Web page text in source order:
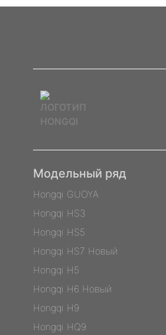
Модельный ряд
Hongqi GUOYA
Hongqi HS3
Hongqi HS5
Hongqi HS7 Новый
Hongqi H5
Hongqi H6 Новый
Hongqi H9
Hongqi HQ9